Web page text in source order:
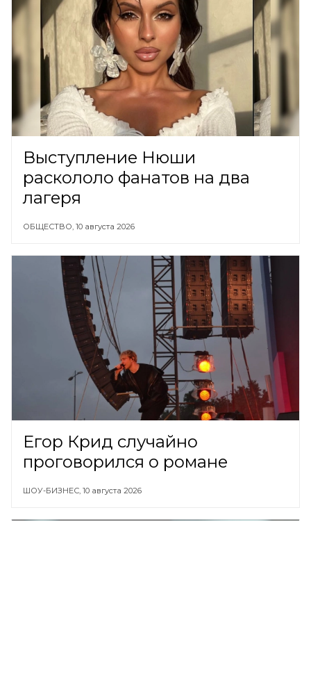
Выступление Нюши
раскололо фанатов на два
лагеря
ОБЩЕСТВО, 10 августа 2026
Егор Крид случайно
проговорился о романе
ШОУ-БИЗНЕС, 10 августа 2026